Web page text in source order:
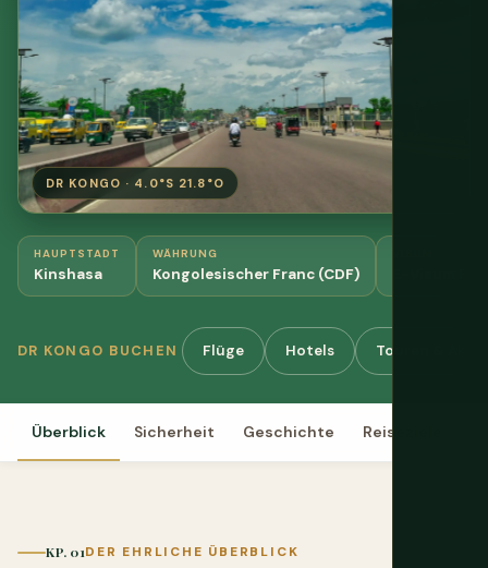
DR KONGO · 4.0°S 21.8°O
HAUPTSTADT
Kinshasa
WÄHRUNG
Kongolesischer Franc (CDF)
DR KONGO BUCHEN Flüge Hotels Touren &
Überblick Sicherheit Geschichte Reiseziele
KP. 01DER EHRLICHE ÜBERBLICK